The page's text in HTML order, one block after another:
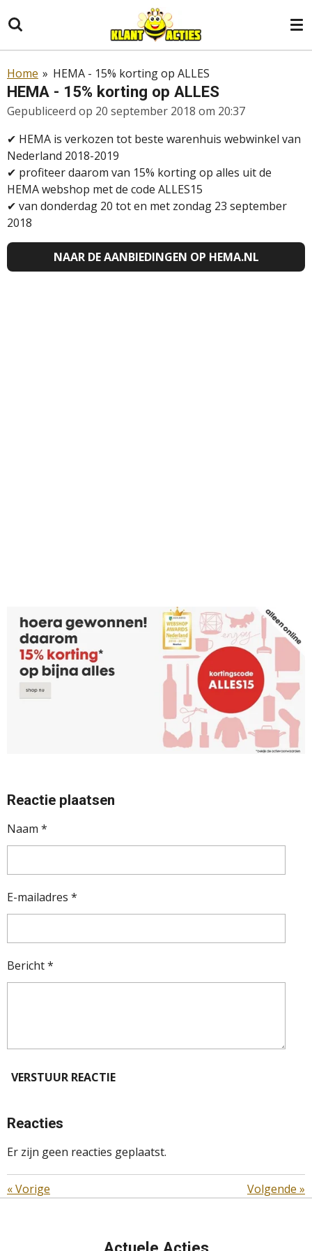
direct
naar
hoofdinhoud
Home » HEMA - 15% korting op ALLES
HEMA - 15% korting op ALLES
Gepubliceerd op 20 september 2018 om 20:37
✔ HEMA is verkozen tot beste warenhuis webwinkel van
Nederland 2018-2019
✔ profiteer daarom van 15% korting op alles uit de
HEMA webshop met de code ALLES15
✔ van donderdag 20 tot en met zondag 23 september
2018
NAAR DE AANBIEDINGEN OP HEMA.NL
Reactie plaatsen
Naam *
E-mailadres *
Bericht *
VERSTUUR REACTIE
Reacties
Er zijn geen reacties geplaatst.
«Vorige Volgende »